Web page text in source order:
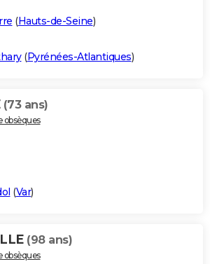
(Hauts-de-Seine)
(Pyrénées-Atlantiques)
(73 ans)
obsèques
(Var)
(98 ans)
obsèques